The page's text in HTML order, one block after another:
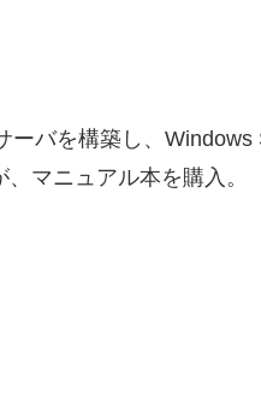
ーバを構築し、
マニュアル本を購入。